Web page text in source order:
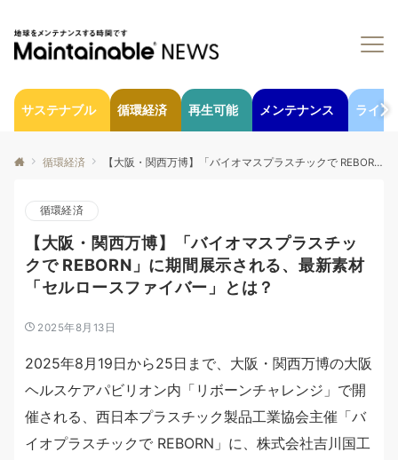
サステナブル 循環経済 再生可能 メンテナンス ライフ
循環経済 【大阪・関西万博】「バイオマスプラスチックで REBORN」に期間展示される、最新素材「セルロースファイバー」とは？
循環経済
【大阪・関西万博】「バイオマスプラスチッ
クで REBORN」に期間展示される、最新素材
「セルロースファイバー」とは？
2025年8月13日
2025年8月19日から25日まで、大阪・関西万博の大阪
ヘルスケアパビリオン内「リボーンチャレンジ」で開
催される、西日本プラスチック製品工業協会主催「バ
イオプラスチックで REBORN」に、株式会社吉川国工